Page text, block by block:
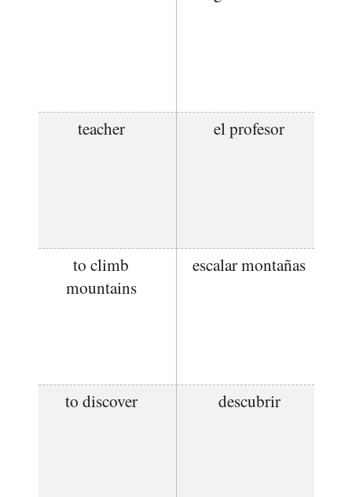
teacher el profesor
to climb
mountains
escalar montañas
to discover descubrir